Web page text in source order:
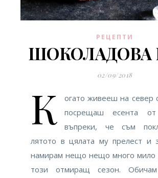
РЕЦЕПТИ
ШОКОЛАДОВА
02/09/2018
К
огато живееш на север
посрещаш есента
въпреки, че съм
лятото в цялата му прелест и
намирам нещо нещо много мило
този отмиращ сезон. Обичам